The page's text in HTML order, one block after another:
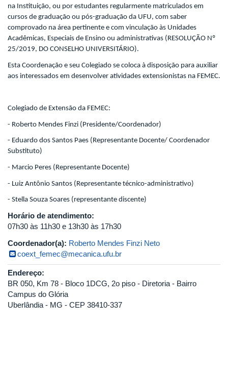
na Instituição, ou por estudantes regularmente matriculados em
cursos de graduação ou pós-graduação da UFU, com saber
comprovado na área pertinente e com vinculação às Unidades
Acadêmicas, Especiais de Ensino ou administrativas (RESOLUÇÃO Nº
25/2019, DO CONSELHO UNIVERSITÁRIO).
Esta Coordenação e seu Colegiado se coloca à disposição para auxiliar
aos interessados em desenvolver atividades extensionistas na FEMEC.
Colegiado de Extensão da FEMEC:
- Roberto Mendes Finzi (Presidente/Coordenador)
- Eduardo dos Santos Paes (Representante Docente/ Coordenador
Substituto)
- Marcio Peres (Representante Docente)
- Luiz Antônio Santos (Representante técnico-administrativo)
- Stella Souza Soares (representante discente)
Horário de atendimento:
07h30 às 11h30 e 13h30 às 17h30
Coordenador(a): Roberto Mendes Finzi Neto
coext_femec@mecanica.ufu.br
Endereço:
BR 050, Km 78 - Bloco 1DCG, 2o piso - Diretoria - Bairro
Campus do Glória
Uberlândia - MG - CEP 38410-337